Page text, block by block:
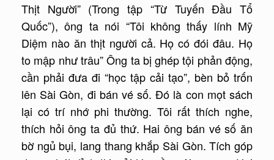
Thịt Người” (Trong tập “Từ Tuyến Ðầu Tổ
Quốc”), ông ta nói “Tôi không thấy lính Mỹ
Diệm nào ăn thịt người cả. Họ có đói đâu. Họ
to mập như trâu” Ông ta bị ghép tội phản động,
cần phải đưa đi “học tập cải tạo”, bèn bỏ trốn
lên Sài Gòn, đi bán vé số. Ðó là con mọt sách
lại có trí nhớ phi thường. Tôi rất thích nghe,
thích hỏi ông ta đủ thứ. Hai ông bán vé số ăn
bờ ngủ bụi, lang thang khắp Sài Gòn. Tích góp